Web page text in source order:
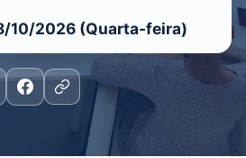
10/2026 (Quarta-feira)